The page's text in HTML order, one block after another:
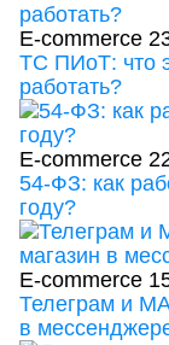
E-commerce
ТС ПИоТ: что
работать?
E-commerce
54-ФЗ: как
году?
E-commerce
Телеграм и
в